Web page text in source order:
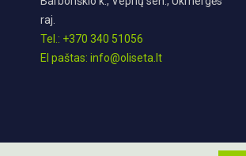
raj.
Tel.: +370 340 51056
El paštas: info@oliseta.lt